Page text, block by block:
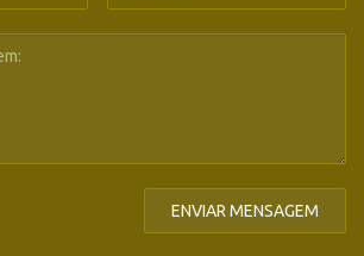
ENVIAR MENSAGEM